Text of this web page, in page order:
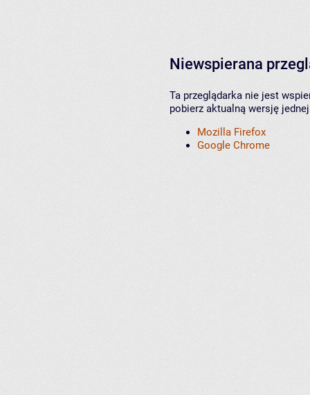
Niewspierana
Ta przeglądarka nie jest
pobierz aktualną wersję
Mozilla Firefox
Google Chrome